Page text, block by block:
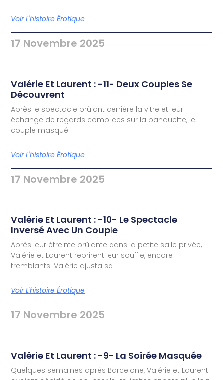
Voir L'histoire Érotique
17 Novembre 2025
Valérie Et Laurent : -11- Deux Couples Se
Découvrent
Après le spectacle brûlant derrière la vitre et leur
échange de regards complices sur la banquette, le
couple masqué –
Voir L'histoire Érotique
17 Novembre 2025
Valérie Et Laurent : -10- Le Spectacle
Inversé Avec Un Couple
Après leur étreinte brûlante dans la petite salle privée,
Valérie et Laurent reprirent leur souffle, encore
tremblants. Valérie ajusta sa
Voir L'histoire Érotique
17 Novembre 2025
Valérie Et Laurent : -9- La Soirée Masquée
Quelques semaines après Barcelone, Valérie et Laurent